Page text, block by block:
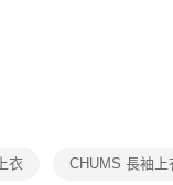
14天內，點擊此簡訊中的連
方式進行付款，方視為交易
先享後付 」之結帳頁
取消欲退款等相關疑問，請
含以上)免運費
衣 CHUMS 長袖上